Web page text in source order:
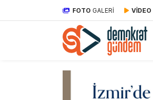
FOTO GALERİ VİDEO